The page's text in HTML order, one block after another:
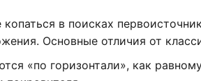
в поисках
Основные отличия от
«по горизонтали», как